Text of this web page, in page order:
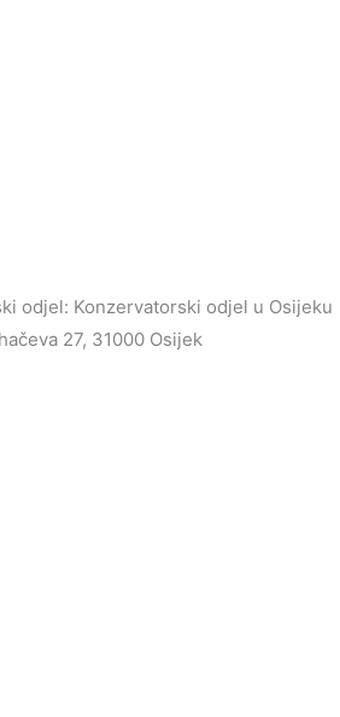
odjel: Konzervatorski odjel u Osijeku
27, 31000 Osijek